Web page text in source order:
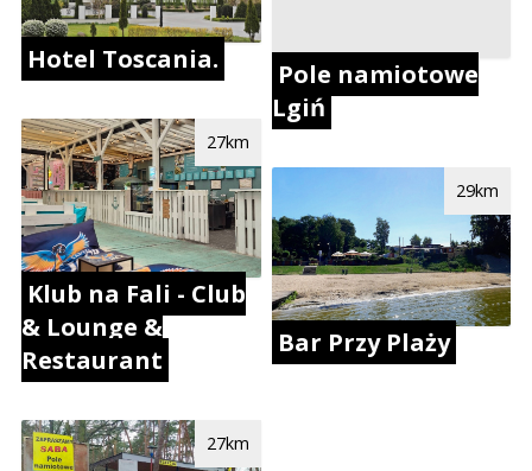
Hotel Toscania.
Klub na Fali - Club
& Lounge &
Restaurant
27km
27km
Pole namiotowe
Lgiń
Bar Przy Plaży
29km